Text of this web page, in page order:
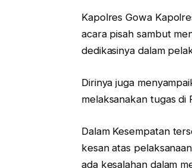
Kapolres Gowa
acara pisah sambut
dedikasinya dalam
Dirinya juga
melaksanakan tugas di
Dalam Kesempatan
kesan atas
ada kesalahan dalam